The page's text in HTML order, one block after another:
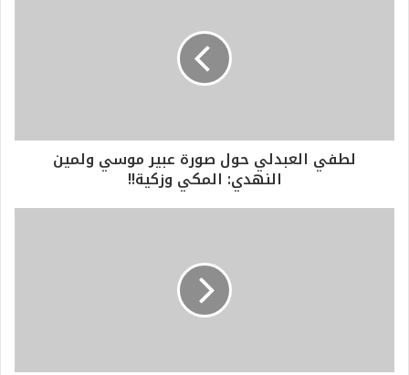
لطفي العبدلي حول صورة عبير موسي ولمين
النهدي: المكي وزكية!!